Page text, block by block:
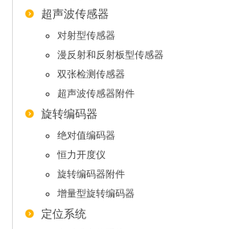
超声波传感器
对射型传感器
漫反射和反射板型传感器
双张检测传感器
超声波传感器附件
旋转编码器
绝对值编码器
恒力开度仪
旋转编码器附件
增量型旋转编码器
定位系统